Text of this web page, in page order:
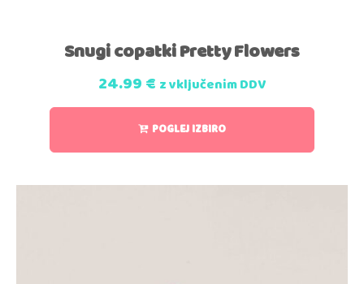
Snugi copatki Pretty Flowers
24.99€ z vključenim DDV
POGLEJ IZBIRO